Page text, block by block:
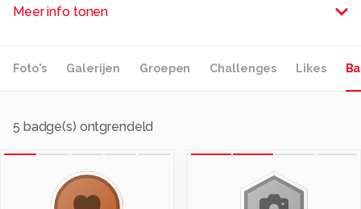
Sony FE 16-25 mm F2.8 G
Hallo allemaal,
steeds meer. Ik houd ervan om lekker buiten in de natuur
te zijn en prachtige foto's te mogen maken. Mijn
interesses zijn zeer breed, van landschappen, wildlife,
vogels tot macro fotografie. De laatste jaren ben ik vaak
op fotoreizen meegeweest, prachtig om op deze
Meer info tonen
Foto's Galerijen Groepen Challenges Likes
5 badge(s) ontgrendeld